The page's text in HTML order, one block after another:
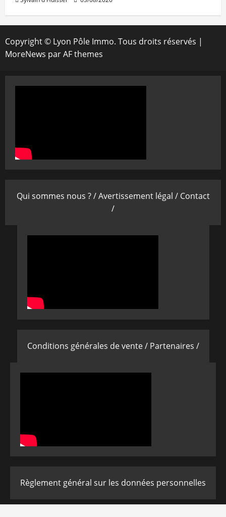
Copyright © Lyon Pôle Immo. Tous droits réservés |
MoreNews par AF themes
Qui sommes nous ? /Avertissement légal / Contact
/
Conditions générales de vente / Partenaires /
Règlement général sur les données personnelles